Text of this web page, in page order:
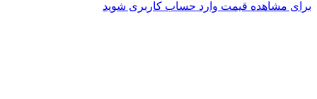
برای مشاهده قیمت وارد حساب کاربری شوید